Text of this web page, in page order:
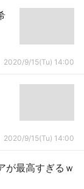
2020/9/15(Tu) 14:00
2020/9/15(Tu) 14:00
が最高すぎるｗ